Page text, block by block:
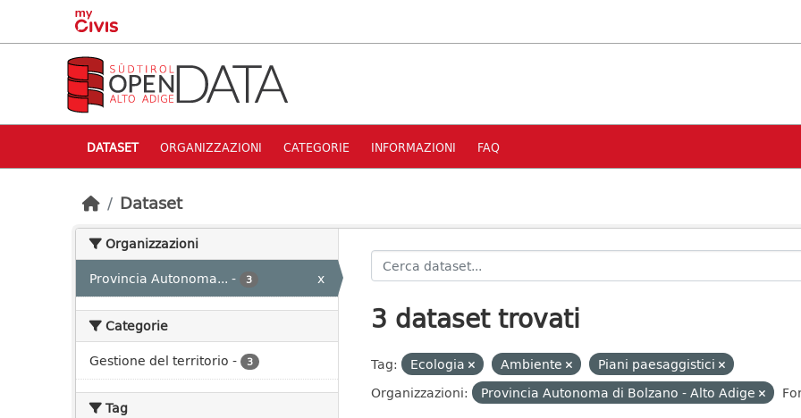
Skip to main content
DATASET ORGANIZZAZIONI CATEGORIE INFORMAZIONI FAQ
Dataset
Organizzazioni
Provincia Autonoma... - 3 x
Categorie
Gestione del territorio - 3
Tag
3 dataset trovati
Tag: Ecologia Ambiente
Piani paesaggistici
Organizzazioni:
Provincia Autonoma di Bolzano - Alto Adige